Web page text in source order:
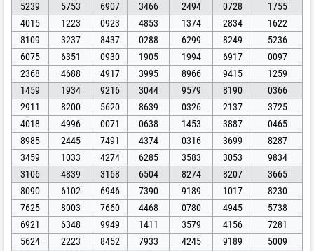
5239
5753 6907 3466 2494 0728
1755
4015
1223 0923 4853 1374 2834
1622
8109
3237 8437 0288 6299 8249
5236
6075
6351 0930 1905 1994 6917
0097
2368
4688 4917 3995 8966 9415
1259
1459
1934 9216 3044 9579 8190
0366
2911
8200 5620 8639 0326 2137
3725
4018
4996 0071 0638 1453 3887
0465
8985
2445 7491 4374 0316 3699
8287
3459
1033 4274 6285 3583 3053
9834
3106
4839 3168 6504 8274 8207
3665
8090
6102 6946 7390 9189 1017
8230
7625
8003 7660 4468 0780 4945
5738
6921
6348 9949 1411 3579 4156
7281
5624
2223 8452 7933 4245 9189
5009